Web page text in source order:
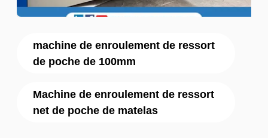
machine de enroulement de ressort
de poche de 100mm
Machine de enroulement de ressort
net de poche de matelas